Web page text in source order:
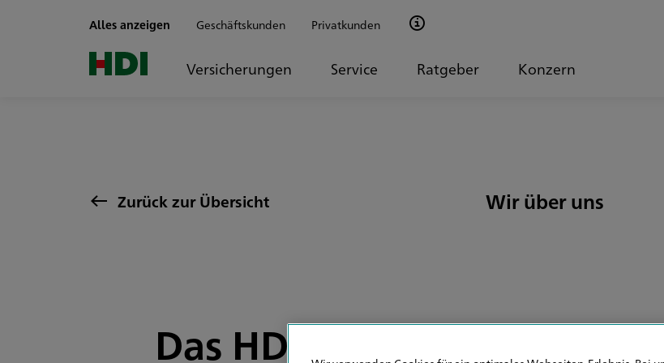
Alles anzeigen Geschäftskunden Privatkunden
Versicherungen Service Ratgeber Konzern
Zurück zur Übersicht Wir über uns
Das HDI